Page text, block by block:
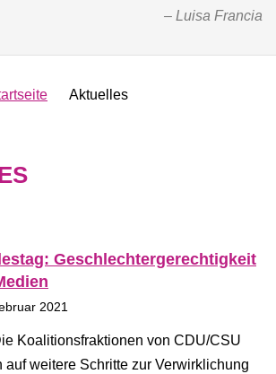
Luisa Francia
Aktuelles
Geschlechtergerechtigkeit
2021
Koalitionsfraktionen von CDU/CSU
auf weitere Schritte zur Verwirklichung